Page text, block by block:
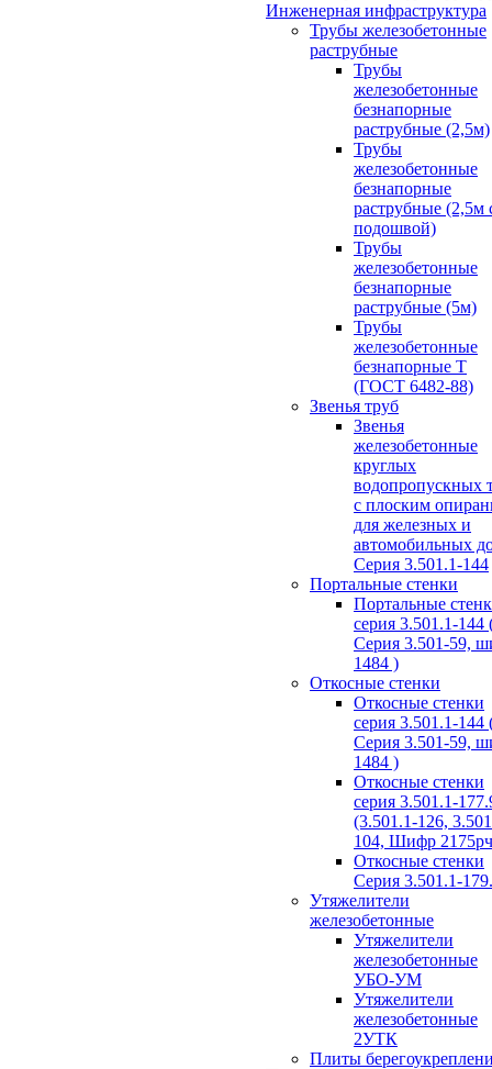
Инженерная инфраструктура
Трубы железобетонные
раструбные
Трубы
железобетонные
безнапорные
раструбные (2,5м)
Трубы
железобетонные
безнапорные
раструбные (2,5м
подошвой)
Трубы
железобетонные
безнапорные
раструбные (5м)
Трубы
железобетонные
безнапорные Т
(ГОСТ 6482-88)
Звенья труб
Звенья
железобетонные
круглых
водопропускных
с плоским
для железных и
автомобильных
Серия 3.501.1-144
Портальные стенки
Портальные
серия 3.501.1-144
Серия 3.501-59,
1484 )
Откосные стенки
Откосные стенки
серия 3.501.1-144
Серия 3.501-59,
1484 )
Откосные стенки
серия 3.501.1-
(3.501.1-126,
104, Шифр
Откосные стенки
Серия 3.501.1-
Утяжелители
железобетонные
Утяжелители
железобетонные
УБО-УМ
Утяжелители
железобетонные
2УТК
Плиты